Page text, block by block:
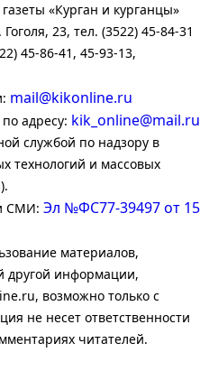
«Курган и курганцы»
23, тел. (3522) 45-84-31
45-86-41, 45-93-13,
mail@kikonline.ru
адресу: kik_online@mail.ru
службой по надзору в
технологий и массовых
СМИ: Эл №ФС77-39497 от 15
материалов,
другой информации,
возможно только с
не несет ответственности
читателей.